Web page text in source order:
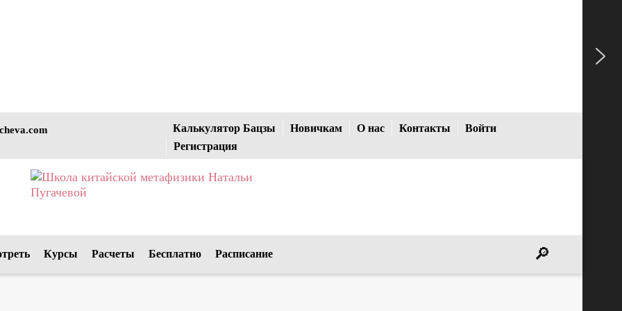
Калькулятор Бацзы Новичкам О нас Контакты
Войти
Регистрация
Курсы Расчеты Бесплатно Расписание